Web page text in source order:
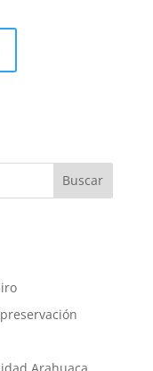
Arahuaca